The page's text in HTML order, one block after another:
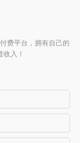
费平台，拥有自己的
入！